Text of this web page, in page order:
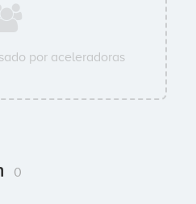
por aceleradoras
0